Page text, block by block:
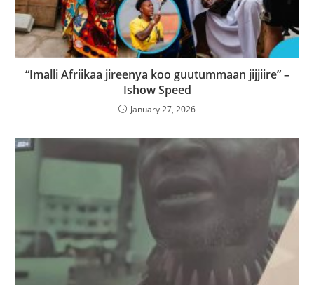
“Imalli Afriikaa jireenya koo guutummaan jijjiire” –
Ishow Speed
January 27, 2026